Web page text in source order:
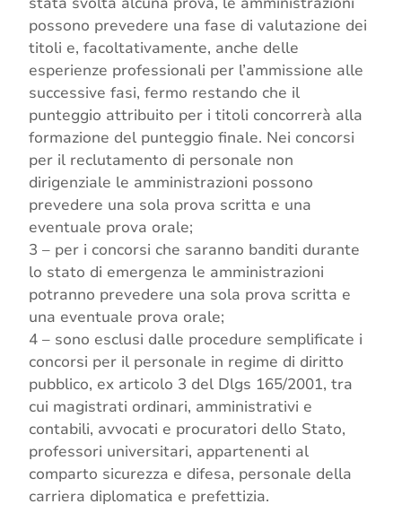
possono prevedere una fase di valutazione dei
titoli e, facoltativamente, anche delle
esperienze professionali per l’ammissione alle
successive fasi, fermo restando che il
punteggio attribuito per i titoli concorrerà alla
formazione del punteggio finale. Nei concorsi
per il reclutamento di personale non
dirigenziale le amministrazioni possono
prevedere una sola prova scritta e una
eventuale prova orale;
3 – per i concorsi che saranno banditi durante
lo stato di emergenza le amministrazioni
potranno prevedere una sola prova scritta e
una eventuale prova orale;
4 – sono esclusi dalle procedure semplificate i
concorsi per il personale in regime di diritto
pubblico, ex articolo 3 del Dlgs 165/2001, tra
cui magistrati ordinari, amministrativi e
contabili, avvocati e procuratori dello Stato,
professori universitari, appartenenti al
comparto sicurezza e difesa, personale della
carriera diplomatica e prefettizia.